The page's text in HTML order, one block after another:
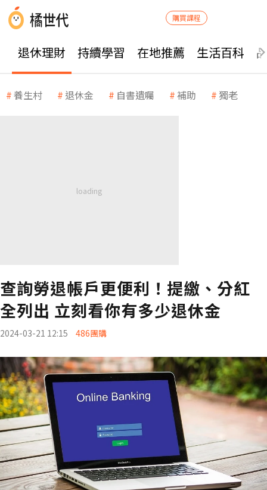
購買課程
退休理財 持續學習 在地推薦 生活百科
養生村 退休金 自書遺囑 補助 獨老
查詢勞退帳戶更便利！提繳、分紅
全列出 立刻看你有多少退休金
2024-03-21 12:15 486團購